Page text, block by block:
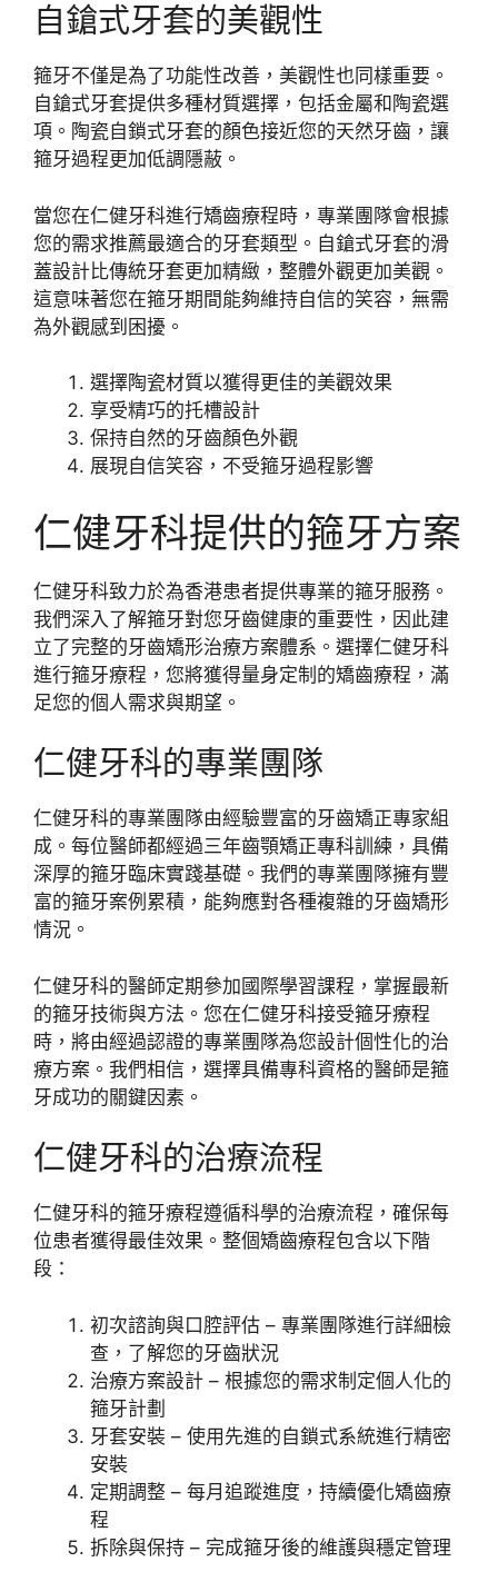
自鎗式牙套的美觀性
箍牙不僅是為了功能性改善，美觀性也同樣重要。
自鎗式牙套提供多種材質選擇，包括金屬和陶瓷選
項。陶瓷自鎖式牙套的顏色接近您的天然牙齒，讓
箍牙過程更加低調隱蔽。
當您在仁健牙科進行矯齒療程時，專業團隊會根據
您的需求推薦最適合的牙套類型。自鎗式牙套的滑
蓋設計比傳統牙套更加精緻，整體外觀更加美觀。
這意味著您在箍牙期間能夠維持自信的笑容，無需
為外觀感到困擾。
選擇陶瓷材質以獲得更佳的美觀效果
享受精巧的托槽設計
保持自然的牙齒顏色外觀
展現自信笑容，不受箍牙過程影響
仁健牙科提供的箍牙方案
仁健牙科致力於為香港患者提供專業的箍牙服務。
我們深入了解箍牙對您牙齒健康的重要性，因此建
立了完整的牙齒矯形治療方案體系。選擇仁健牙科
進行箍牙療程，您將獲得量身定制的矯齒療程，滿
足您的個人需求與期望。
仁健牙科的專業團隊
仁健牙科的專業團隊由經驗豐富的牙齒矯正專家組
成。每位醫師都經過三年齒顎矯正專科訓練，具備
深厚的箍牙臨床實踐基礎。我們的專業團隊擁有豐
富的箍牙案例累積，能夠應對各種複雜的牙齒矯形
情況。
仁健牙科的醫師定期參加國際學習課程，掌握最新
的箍牙技術與方法。您在仁健牙科接受箍牙療程
時，將由經過認證的專業團隊為您設計個性化的治
療方案。我們相信，選擇具備專科資格的醫師是箍
牙成功的關鍵因素。
仁健牙科的治療流程
仁健牙科的箍牙療程遵循科學的治療流程，確保每
位患者獲得最佳效果。整個矯齒療程包含以下階
段：
初次諮詢與口腔評估 – 專業團隊進行詳細檢
查，了解您的牙齒狀況
治療方案設計 – 根據您的需求制定個人化的
箍牙計劃
牙套安裝 – 使用先進的自鎖式系統進行精密
安裝
定期調整 – 每月追蹤進度，持續優化矯齒療
程
拆除與保持 – 完成箍牙後的維護與穩定管理